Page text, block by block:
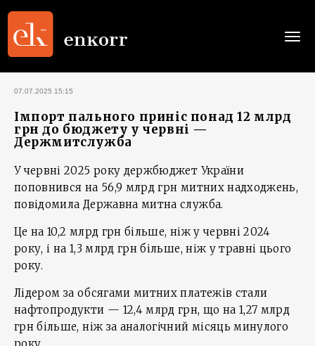
07.07.2025 15:15
Імпорт пального приніс понад 12 млрд
грн до бюджету у червні —
Держмитслужба
У червні 2025 року держбюджет України
поповнився на 56,9 млрд грн митних надходжень,
повідомила Державна митна служба.
Це на 10,2 млрд грн більше, ніж у червні 2024
року, і на 1,3 млрд грн більше, ніж у травні цього
року.
Лідером за обсягами митних платежів стали
нафтопродукти — 12,4 млрд грн, що на 1,27 млрд
грн більше, ніж за аналогічний місяць минулого